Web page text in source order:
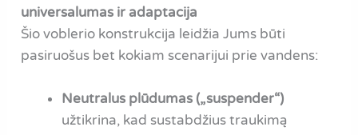
universalumas ir adaptacija
Šio voblerio konstrukcija leidžia Jums būti
pasiruošus bet kokiam scenarijui prie vandens:
Neutralus plūdumas („suspender“)
užtikrina, kad sustabdžius traukimą